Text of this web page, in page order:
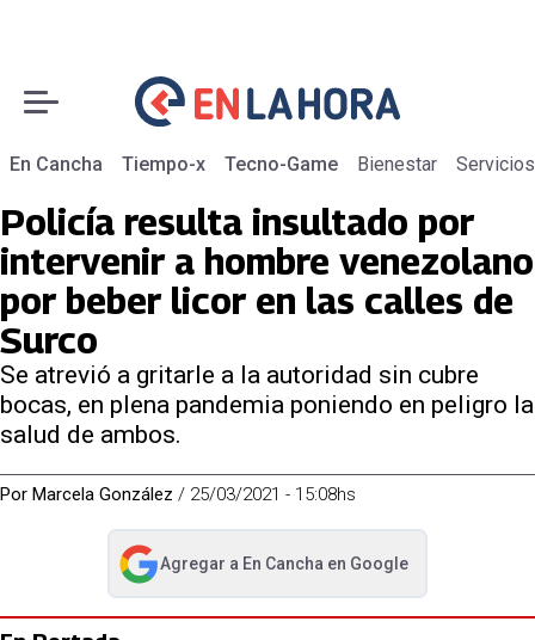
En Cancha Tiempo-x Tecno-Game Bienestar Servicios
Policía resulta insultado por
intervenir a hombre venezolano
por beber licor en las calles de
Surco
Se atrevió a gritarle a la autoridad sin cubre
bocas, en plena pandemia poniendo en peligro la
salud de ambos.
Por Marcela González / 25/03/2021 - 15:08hs
Agregar a En Cancha en Google
abre en nueva pestaña